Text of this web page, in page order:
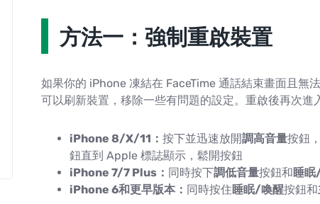
方法一：強制重啟裝置
如果你的 iPhone 凍結在 FaceTime 通話結束畫面且無
可以刷新裝置，移除一些有問題的設定。重啟後再次進
iPhone 8/X/11： 按下並迅速放開調高音量按鈕
鈕直到 Apple 標誌顯示，鬆開按鈕
iPhone 7/7 Plus： 同時按下調低音量按鈕和睡
iPhone 6和更早版本： 同時按住睡眠/喚醒按鈕和